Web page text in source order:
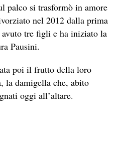
palco si trasformò in amore
nel 2012 dalla prima
tre figli e ha iniziato la
Pausini.
poi il frutto della loro
la damigella che, abito
oggi all’altare.